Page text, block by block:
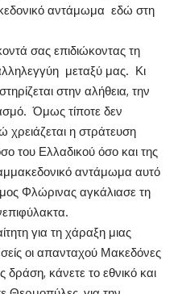
αντάμωμα εδώ στη
σας επιδιώκοντας τη
μεταξύ μας. Κι
στην αλήθεια, την
Όμως τίποτε δεν
χρειάζεται η στράτευση
του Ελλαδικού όσο και της
αντάμωμα αυτό
Φλώρινας αγκάλιασε τη
για τη χάραξη μιας
οι απανταχού Μακεδόνες
δράση, κάνετε το εθνικό και